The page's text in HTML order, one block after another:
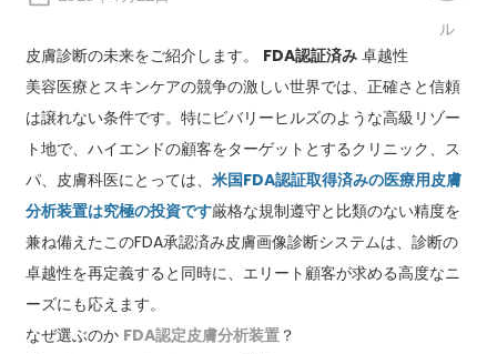
皮膚診断の未来をご紹介します。 FDA認証済み卓越性
美容医療とスキンケアの競争の激しい世界では、正確さと信頼
は譲れない条件です。特にビバリーヒルズのような高級リゾー
ト地で、ハイエンドの顧客をターゲットとするクリニック、ス
パ、皮膚科医にとっては、 米国FDA認証取得済みの医療用皮膚
分析装置は究極の投資です厳格な規制遵守と比類のない精度を
兼ね備えたこのFDA承認済み皮膚画像診断システムは、診断の
卓越性を再定義すると同時に、エリート顧客が求める高度なニ
ーズにも応えます。
なぜ選ぶのか FDA認定皮膚分析装置？